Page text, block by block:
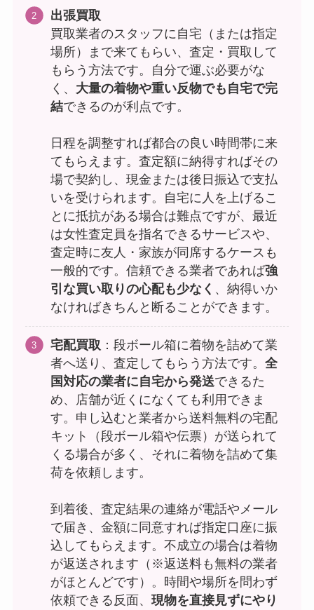
出張買取
買取業者のスタッフに自宅（または指定
場所）まで来てもらい、査定・買取して
もらう方法です。自分で運ぶ必要がな
く、 大量の着物や重い反物でも自宅で完
結できるのが利点です。
日程を調整すれば都合の良い時間帯に来
てもらえます。査定額に納得すればその
場で契約し、現金または後日振込で支払
いを受けられます。自宅に人を上げるこ
とに抵抗がある場合は難点ですが、最近
は女性査定員を指名できるサービスや、
査定時に友人・家族が同席するケースも
一般的です。信頼できる業者であれば強
引な買い取りの心配も少なく 、納得いか
なければきちんと断ることができます。
宅配買取 ：段ボール箱に着物を詰めて業
者へ送り、査定してもらう方法です。 全
国対応の業者に自宅から発送できるた
め、店舗が近くになくても利用できま
す。申し込むと業者から送料無料の宅配
キット（段ボール箱や伝票）が送られて
くる場合が多く、それに着物を詰めて集
荷を依頼します。
到着後、査定結果の連絡が電話やメール
で届き、金額に同意すれば指定口座に振
込してもらえます。不成立の場合は着物
が返送されます（※返送料も無料の業者
がほとんどです）。時間や場所を問わず
依頼できる反面、 現物を直接見ずにやり